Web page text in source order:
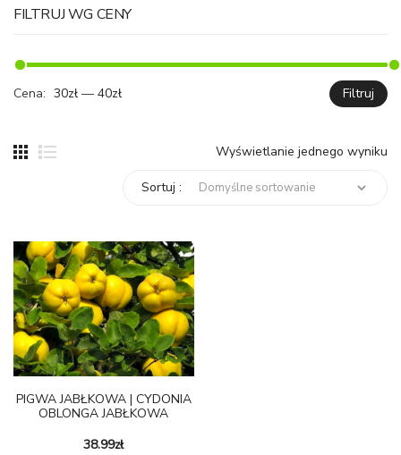
FILTRUJ WG CENY
Filtruj
Cena: 30zł — 40zł
Wyświetlanie jednego wyniku
Sortuj :
PIGWA JABŁKOWA | CYDONIA
OBLONGA JABŁKOWA
38.99zł